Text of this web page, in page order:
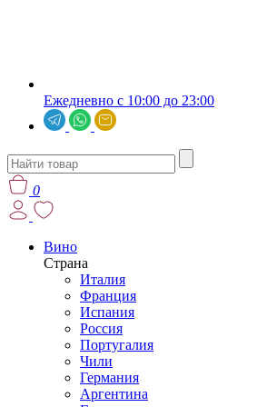
Ежедневно с 10:00 до 23:00
0
Вино
Страна
Италия
Франция
Испания
Россия
Португалия
Чили
Германия
Аргентина